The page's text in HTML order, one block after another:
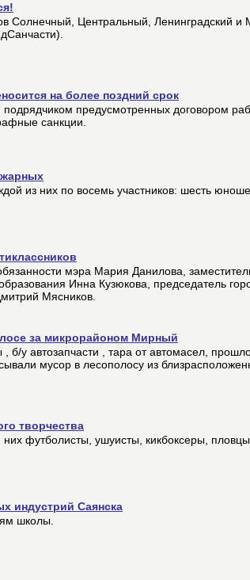
Солнечный, Центральный, Ленинградский
на более поздний срок
предусмотренных договором
санкции.
из них по восемь участников: шесть
мэра Мария Данилова,
Инна Кузюкова, председатель
Мясников.
за микрорайоном Мирный
б/у автозапчасти , тара от автомасел,
мусор в лесополосу из
творчества
футболисты, ушуисты, кикбоксеры,
индустрий Саянска
школы.